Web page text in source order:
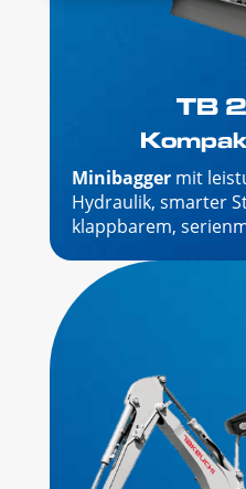
TB
Minibaggermit
Hydraulik, smarter
klappbarem,